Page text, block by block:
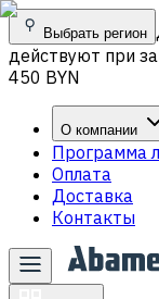
Выбрать регион
действуют при
450 BYN
О компании
Программа
Оплата
Доставка
Контакты